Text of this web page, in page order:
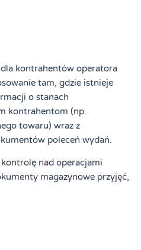
kontrahentów operatora
tam, gdzie istnieje
o stanach
kontrahentom (np.
towaru) wraz z
poleceń wydań.
nad operacjami
magazynowe przyjęć,